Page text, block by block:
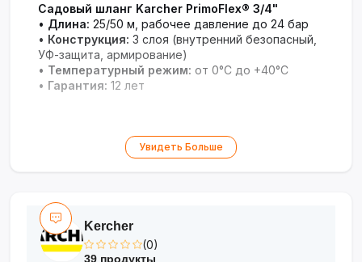
Садовый шланг Karcher PrimoFlex® 3/4"
• Длина: 25/50 м, рабочее давление до 24 бар
• Конструкция: 3 слоя (внутренний безопасный,
УФ-защита, армирование)
• Температурный режим: от 0°C до +40°C
• Гарантия: 12 лет
Увидеть Больше
Kercher
(0)
39 продукты